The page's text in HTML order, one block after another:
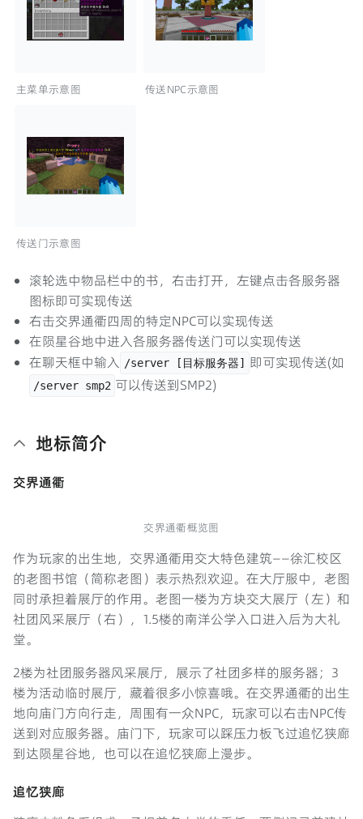
主菜单示意图 传送NPC示意图
传送门示意图
滚轮选中物品栏中的书，右击打开，左键点击各服务器
图标即可实现传送
右击交界通衢四周的特定NPC可以实现传送
在陨星谷地中进入各服务器传送门可以实现传送
在聊天框中输入 /server [目标服务器] 即可实现传送(如
/server smp2 可以传送到SMP2)
地标简介
交界通衢
交界通衢概览图
作为玩家的出生地，交界通衢用交大特色建筑——徐汇校区
的老图书馆（简称老图）表示热烈欢迎。在大厅服中，老图
同时承担着展厅的作用。老图一楼为方块交大展厅（左）和
社团风采展厅（右），1.5楼的南洋公学入口进入后为大礼
堂。
2楼为社团服务器风采展厅，展示了社团多样的服务器；3
楼为活动临时展厅，藏着很多小惊喜哦。在交界通衢的出生
地向庙门方向行走，周围有一众NPC，玩家可以右击NPC传
送到对应服务器。庙门下，玩家可以踩压力板飞过追忆狭廊
到达陨星谷地，也可以在追忆狭廊上漫步。
追忆狭廊